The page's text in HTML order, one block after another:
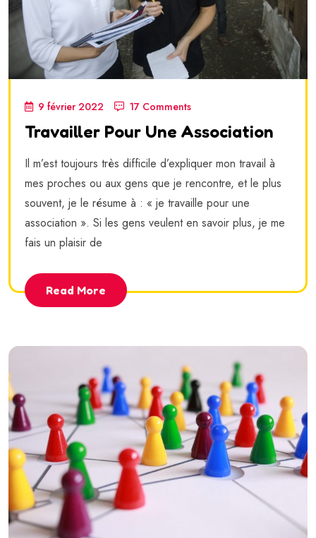
9 février 2022 17 Comments
Travailler Pour Une Association
Il m’est toujours très difficile d’expliquer mon travail à
mes proches ou aux gens que je rencontre, et le plus
souvent, je le résume à : « je travaille pour une
association ». Si les gens veulent en savoir plus, je me
fais un plaisir de
Read More